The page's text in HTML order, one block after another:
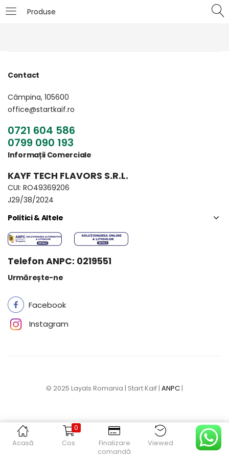
Produse
autentificare.
Îți amintești de mine
Acasă
0
Cos
Finalizare
comandă
Viewed Contul
Contact
Câmpina, 105600
office@startkaif.ro
0721 604 586
0799 090 193
Informații Comerciale
KAYF TECH FLAVORS S.R.L.
CUI: RO49369206
J29/38/2024
Politici & Altele
Telefon ANPC: 0219551
Urmărește-ne
Facebook
Instagram
© 2025 Layals Romania | Start Kaif | ANPC|